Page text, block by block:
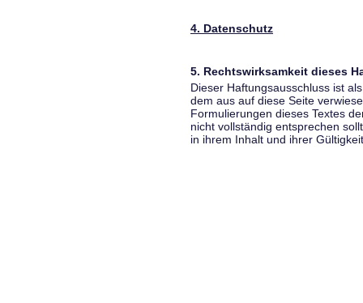
4. Datenschutz
5. Rechtswirksamkeit dieses
Dieser Haftungsausschluss ist
dem aus auf diese Seite
Formulierungen dieses Textes
nicht vollständig entsprechen
in ihrem Inhalt und ihrer